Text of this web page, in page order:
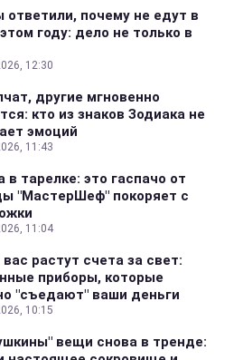
ответили, почему не едут в
году: дело не только в
12:30
другие мгновенно
кто из знаков Зодиака не
эмоций
11:43
в тарелке: это гаспачо от
"МастерШеф" покоряет с
11:04
растут счета за свет:
приборы, которые
"съедают" ваши деньги
10:15
вещи снова в тренде: